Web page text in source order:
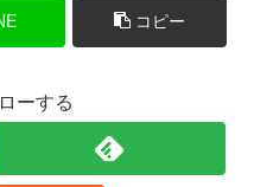
コピー
ーする